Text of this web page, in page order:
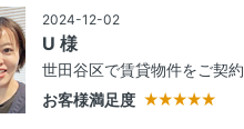
2024-12-02
U 様
世田谷区で賃貸物件をご契約
お客様満足度